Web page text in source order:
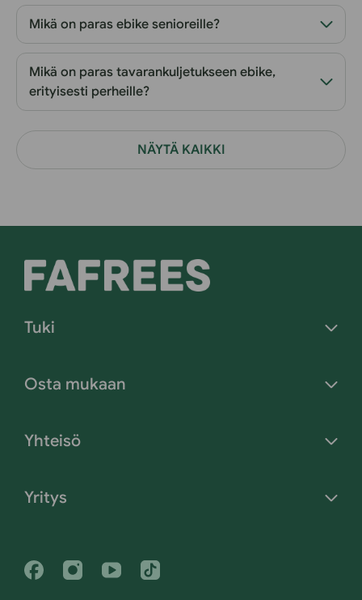
Mikä on paras ebike senioreille?
Mikä on paras tavarankuljetukseen ebike,
erityisesti perheille?
NÄYTÄ KAIKKI
Tuki
Osta mukaan
Yhteisö
Yritys
FacebookInstagramYoutubeTiktok